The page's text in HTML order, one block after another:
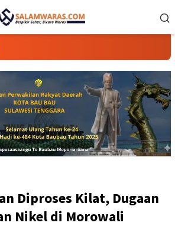
Diproses Kilat, Dugaan
Nikel di Morowali